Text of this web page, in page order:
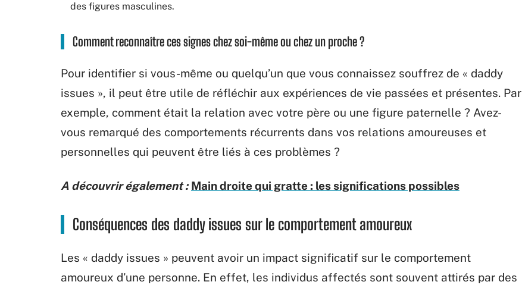
des figures masculines.
Comment reconnaître ces signes chez soi-même ou chez un proche ?
Pour identifier si vous-même ou quelqu’un que vous connaissez souffrez de « daddy
issues », il peut être utile de réfléchir aux expériences de vie passées et présentes. Par
exemple, comment était la relation avec votre père ou une figure paternelle ? Avez-
vous remarqué des comportements récurrents dans vos relations amoureuses et
personnelles qui peuvent être liés à ces problèmes ?
A découvrir également : Main droite qui gratte : les significations possibles
Conséquences des daddy issues sur le comportement amoureux
Les « daddy issues » peuvent avoir un impact significatif sur le comportement
amoureux d’une personne. En effet, les individus affectés sont souvent attirés par des